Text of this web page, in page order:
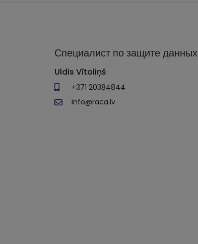
Специалист по защите данных
Uldis Vītoliņš
+371 20384844
info@raca.lv